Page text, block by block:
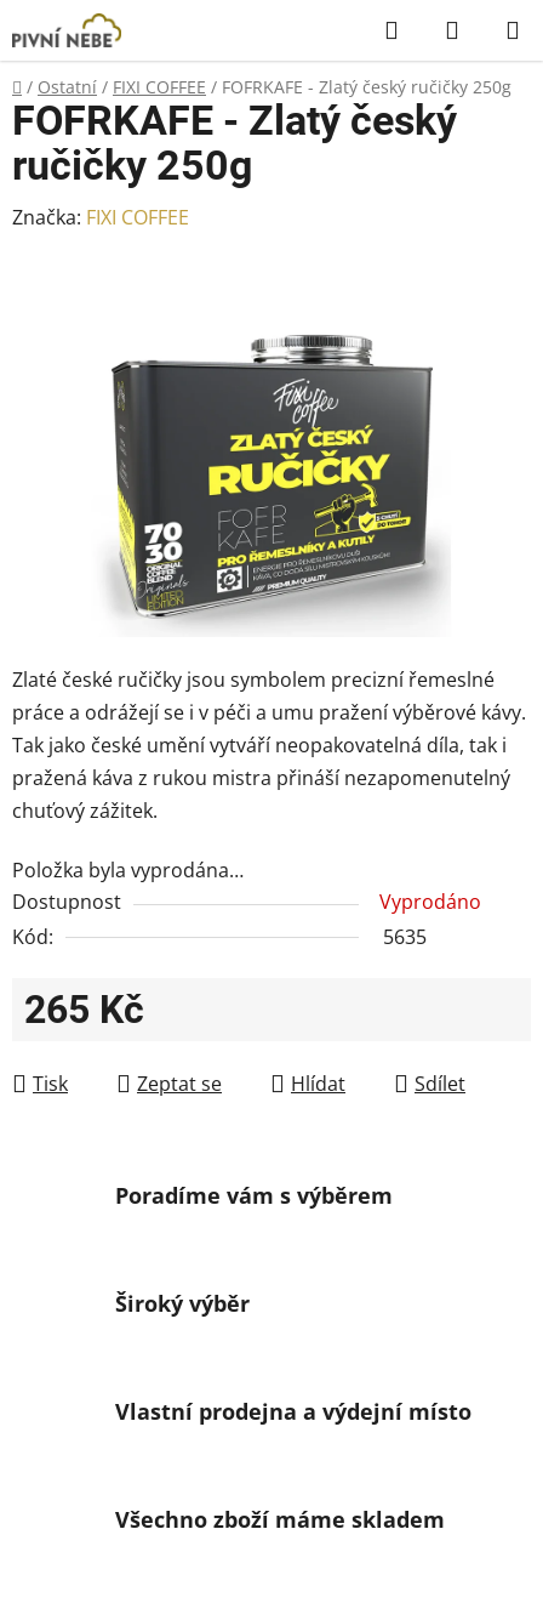
na
obsah
Hledat
KOŠÍK
Domů
/ Ostatní / FIXI COFFEE / FOFRKAFE - Zlatý český ručičky 250g
Zlaté české ručičky jsou symbolem precizní řemeslné
práce a odrážejí se i v péči a umu pražení výběrové kávy.
Tak jako české umění vytváří neopakovatelná díla, tak i
pražená káva z rukou mistra přináší nezapomenutelný
chuťový zážitek.
Položka byla vyprodána…
Dostupnost
Vyprodáno
Kód:
5635
265 Kč
Tisk
Zeptat se Hlídat Sdílet
FOFRKAFE - Zlatý český
ručičky 250g
Značka: FIXI COFFEE
Poradíme vám s výběrem
Široký výběr
Vlastní prodejna a výdejní místo
Všechno zboží máme skladem